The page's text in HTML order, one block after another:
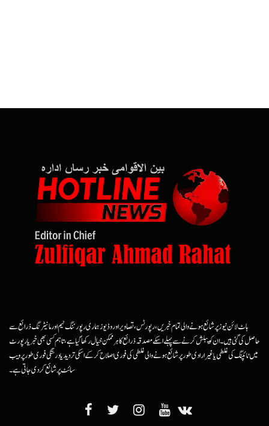
ہاٹ لائن نیوز پر شائع ہونے والی تمام خبریں، رپورٹس، تصاویر اور وڈیوز ہماری رپورٹنگ ٹیم اور مانیٹرنگ ذرائع سے
حاصل کی گئی ہیں۔ ان کو پبلش کرنے سے پہلے اسکے مصدقہ ذرائع کا ہرممکن خیال رکھا گیا ہے، تاہم کسی بھی خبر یا رپورٹ
میں ٹائپنگ کی غلطی یا غیرارادی طور پر شائع ہونے والی غلطی کی فوری اصلاح کرکے اسکی تردید یا درستگی فوری طور پر ویب
سائٹ پر شائع کردی جاتی ہے۔